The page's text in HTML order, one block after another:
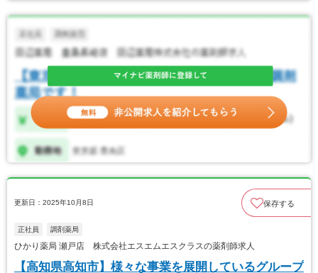
更新日：2025年10月8日 保存する
正社員 調剤薬局
ひかり薬局 瀬戸店 株式会社エスエムエスクラスの薬剤師求人
【高知県高知市】様々な事業を展開しているグループ